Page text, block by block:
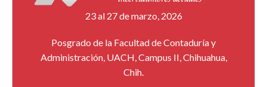
23 al 27 de marzo, 2026
Posgrado de la Facultad de Contaduría y
Administración, UACH, Campus II, Chihuahua,
Chih.